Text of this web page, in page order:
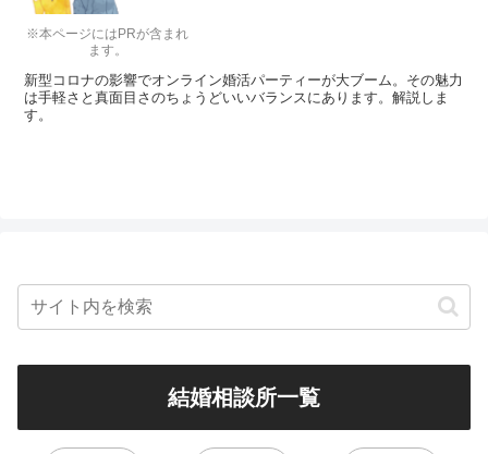
※本ページにはPRが含まれ
ます。
新型コロナの影響でオンライン婚活パーティーが大ブーム。その魅力
は手軽さと真面目さのちょうどいいバランスにあります。解説しま
す。
結婚相談所一覧